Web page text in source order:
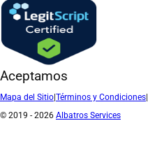
Aceptamos
Mapa del Sitio|Términos y Condiciones|
© 2019 - 2026 Albatros Services